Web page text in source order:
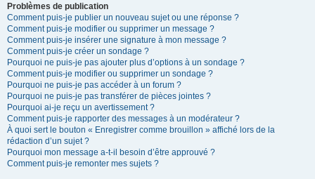
Problèmes de publication
Comment puis-je publier un nouveau sujet ou une réponse ?
Comment puis-je modifier ou supprimer un message ?
Comment puis-je insérer une signature à mon message ?
Comment puis-je créer un sondage ?
Pourquoi ne puis-je pas ajouter plus d’options à un sondage ?
Comment puis-je modifier ou supprimer un sondage ?
Pourquoi ne puis-je pas accéder à un forum ?
Pourquoi ne puis-je pas transférer de pièces jointes ?
Pourquoi ai-je reçu un avertissement ?
Comment puis-je rapporter des messages à un modérateur ?
À quoi sert le bouton « Enregistrer comme brouillon » affiché lors de la
rédaction d’un sujet ?
Pourquoi mon message a-t-il besoin d’être approuvé ?
Comment puis-je remonter mes sujets ?